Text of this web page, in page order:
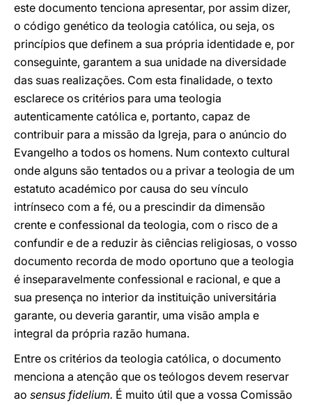
este documento tenciona apresentar, por assim dizer,
o código genético da teologia católica, ou seja, os
princípios que definem a sua própria identidade e, por
conseguinte, garantem a sua unidade na diversidade
das suas realizações. Com esta finalidade, o texto
esclarece os critérios para uma teologia
autenticamente católica e, portanto, capaz de
contribuir para a missão da Igreja, para o anúncio do
Evangelho a todos os homens. Num contexto cultural
onde alguns são tentados ou a privar a teologia de um
estatuto académico por causa do seu vínculo
intrínseco com a fé, ou a prescindir da dimensão
crente e confessional da teologia, com o risco de a
confundir e de a reduzir às ciências religiosas, o vosso
documento recorda de modo oportuno que a teologia
é inseparavelmente confessional e racional, e que a
sua presença no interior da instituição universitária
garante, ou deveria garantir, uma visão ampla e
integral da própria razão humana.
Entre os critérios da teologia católica, o documento
menciona a atenção que os teólogos devem reservar
ao sensus fidelium. É muito útil que a vossa Comissão